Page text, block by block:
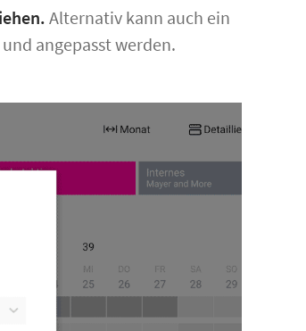
Alternativ kann auch ein
angepasst werden.